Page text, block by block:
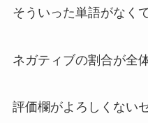
そういった単語がなく
ネガティブの割合が全
評価欄がよろしくない